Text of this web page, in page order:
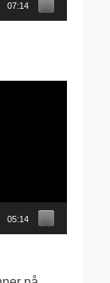
07:14
05:14